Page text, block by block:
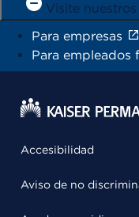
Visite
Para empresas
Para empleados
Accesibilidad
Aviso de no